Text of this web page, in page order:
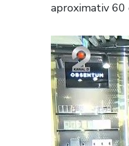
aproximativ 60